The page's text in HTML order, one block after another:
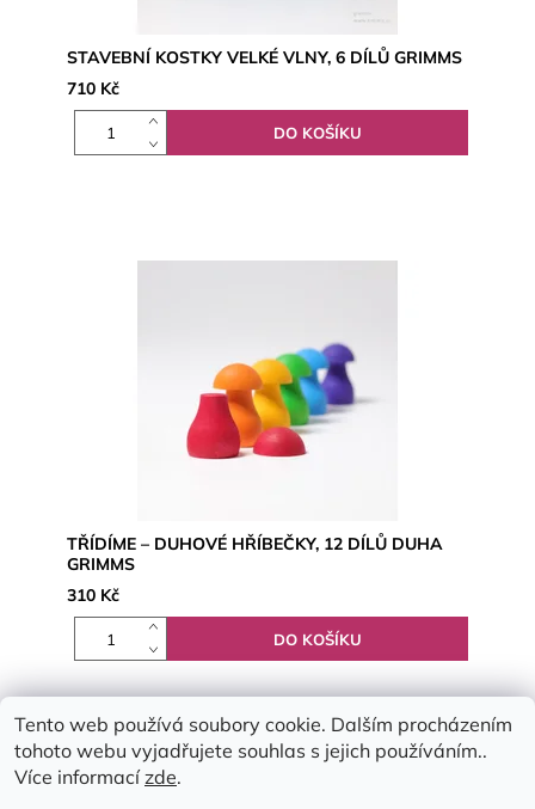
STAVEBNÍ KOSTKY VELKÉ VLNY, 6 DÍLŮ GRIMMS
710 Kč
TŘÍDÍME – DUHOVÉ HŘÍBEČKY, 12 DÍLŮ DUHA
GRIMMS
310 Kč
Tento web používá soubory cookie. Dalším procházením
tohoto webu vyjadřujete souhlas s jejich používáním..
Více informacízde.